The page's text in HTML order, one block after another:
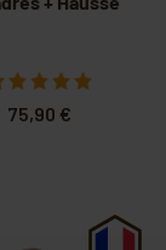
75,90 €